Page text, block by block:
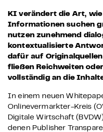
KI verändert die Art,
Informationen suchen
nutzen zunehmend
kontextualisierte
dafür auf
fließen Reichweiten
vollständig an die
In einem neuen
Onlinevermarkter-Kreis
Digitale Wirtschaft
denen Publisher